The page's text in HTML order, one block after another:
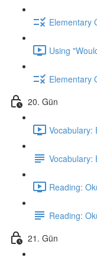
Elementary
Using
Elementary
20. Gün
Vocabulary:
Vocabulary:
Reading:
Reading:
21. Gün